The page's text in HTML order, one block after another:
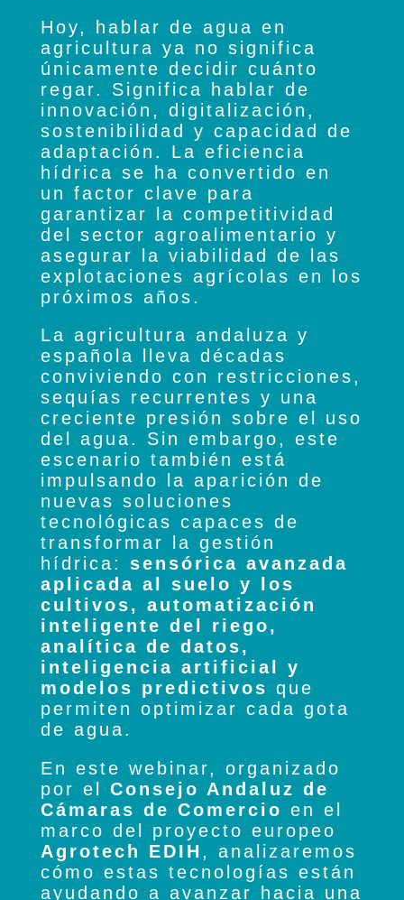
Hoy, hablar de agua en
agricultura ya no significa
únicamente decidir cuánto
regar. Significa hablar de
innovación, digitalización,
sostenibilidad y capacidad de
adaptación. La eficiencia
hídrica se ha convertido en
un factor clave para
garantizar la competitividad
del sector agroalimentario y
asegurar la viabilidad de las
explotaciones agrícolas en los
próximos años.
La agricultura andaluza y
española lleva décadas
conviviendo con restricciones,
sequías recurrentes y una
creciente presión sobre el uso
del agua. Sin embargo, este
escenario también está
impulsando la aparición de
nuevas soluciones
tecnológicas capaces de
transformar la gestión
hídrica: sensórica avanzada
aplicada al suelo y los
cultivos, automatización
inteligente del riego,
analítica de datos,
inteligencia artificial y
modelos predictivos que
permiten optimizar cada gota
de agua.
En este webinar, organizado
por el Consejo Andaluz de
Cámaras de Comercio en el
marco del proyecto europeo
Agrotech EDIH, analizaremos
cómo estas tecnologías están
ayudando a avanzar hacia una